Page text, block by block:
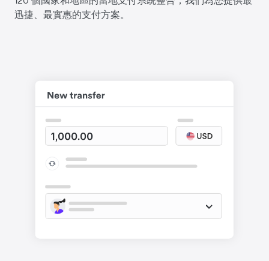
迅捷、最實惠的支付方案。